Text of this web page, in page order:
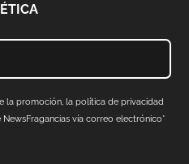
la promoción, la política de privacidad
vía correo electrónico*